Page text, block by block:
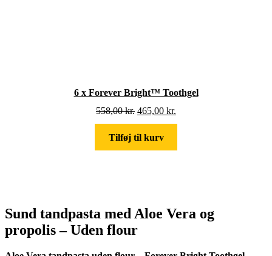
6 x Forever Bright™ Toothgel
558,00kr. D
n
o
p
e
l
i
465,00 kr.
k
l
e
i
Tilføj til kurv
Sund tandpasta med Aloe Vera og
propolis – Uden flour